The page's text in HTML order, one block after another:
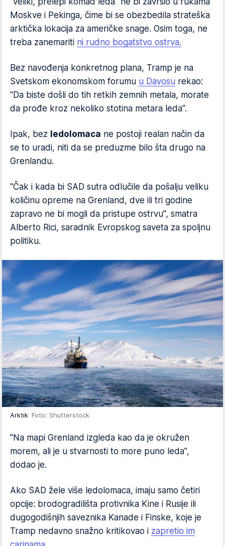
Moskve i Pekinga, čime bi se obezbedila strateška
arktička lokacija za američke snage. Osim toga, ne
treba zanemariti ni rudno bogatstvo ostrva.
Bez navođenja konkretnog plana, Tramp je na
Svetskom ekonomskom forumu u Davosu rekao:
"Da biste došli do tih retkih zemnih metala, morate
da prođe kroz nekoliko stotina metara leda".
Ipak, bez ledolomaca ne postoji realan način da
se to uradi, niti da se preduzme bilo šta drugo na
Grenlandu.
"Čak i kada bi SAD sutra odlučile da pošalju veliku
količinu opreme na Grenland, dve ili tri godine
zapravo ne bi mogli da pristupe ostrvu", smatra
Alberto Rici, saradnik Evropskog saveta za spoljnu
politiku.
Arktik Foto: Shutterstock
"Na mapi Grenland izgleda kao da je okružen
morem, ali je u stvarnosti to more puno leda",
dodao je.
Ako SAD žele više ledolomaca, imaju samo četiri
opcije: brodogradilišta protivnika Kine i Rusije ili
dugogodišnjih saveznika Kanade i Finske, koje je
Tramp nedavno snažno kritikovao i zapretio im